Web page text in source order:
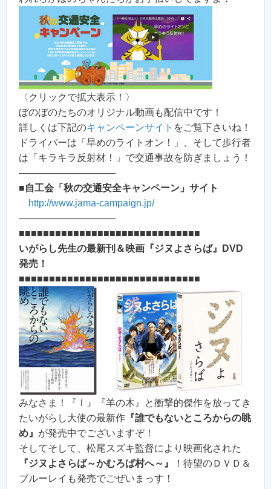
〈クリックで拡大表示！〉
ぼのぼのたちのオリジナル動画も配信中です！
詳しくは下記のキャンペーンサイト をご覧下さいね！
ドライバーは「早めのライトオン！」、そして歩行者
は「キラキラ反射材！」で交通事故を防ぎましょう！
——————————
■自工会「秋の交通安全キャンペーン」サイト
http://www.jama-campaign.jp/
——————————
■■■■■■■■■■■■■■■■■■■■■■■■■■■■■■
いがらし先生の最新刊＆映画『ジヌよさらば』DVD
発売！
■■■■■■■■■■■■■■■■■■■■■■■■■■■■■■
みなさま！『Ｉ』『羊の木』と衝撃的傑作を放ってき
たいがらし大使の最新作 『誰でもないところからの眺
め』 が発売中でございますぞ！
そしてそして、松尾スズキ監督により映画化された
『ジヌよさらば～かむろば村へ～』
！待望のＤＶＤ＆
ブルーレイも発売でごぜいまっす！